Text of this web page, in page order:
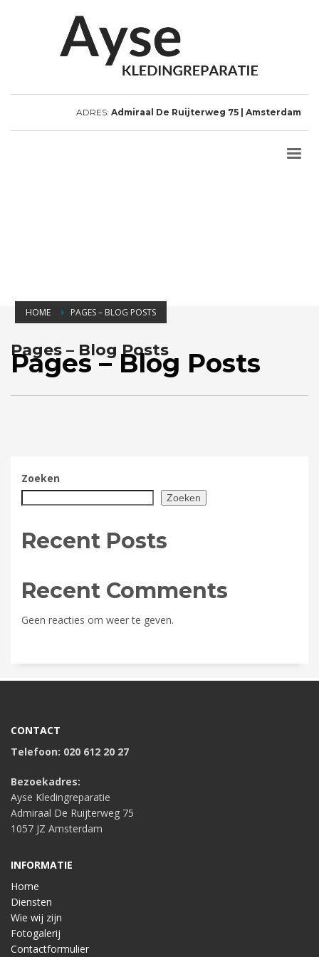
ADRES: Admiraal De Ruijterweg 75 | Amsterdam
HOME PAGES – BLOG POSTS
Pages – Blog Posts
Pages – Blog Posts
Zoeken
Zoeken
Recent Posts
Recent Comments
Geen reacties om weer te geven.
CONTACT
Telefoon: 020 612 20 27
Bezoekadres:
Ayse Kledingreparatie
Admiraal De Ruijterweg 75
1057 JZ Amsterdam
INFORMATIE
Home
Diensten
Wie wij zijn
Fotogalerij
Contactformulier